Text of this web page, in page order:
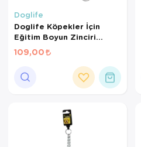
Doglife
Doglife Köpekler İçin
Eğitim Boyun Zinciri
4,00Mmx70Cm
109,00